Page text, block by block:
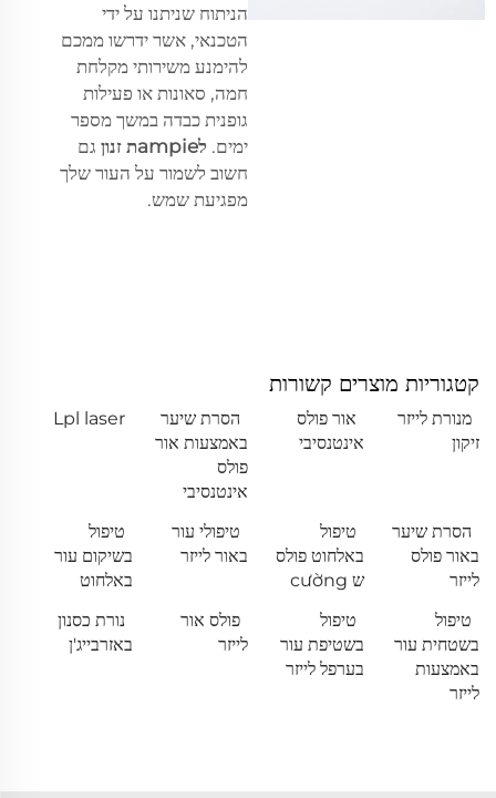
הניתוח שניתנו על ידי
הטכנאי, אשר ידרשו ממכם
להימנע משירותי מקלחת
חמה, סאונות או פעילות
גופנית כבדה במשך מספר
ימים. לampieת זנון
גם
חשוב לשמור על העור שלך
מפגיעת שמש.
קטגוריות מוצרים קשורות
מנורת לייזר
זיקון
אור פולס
אינטנסיבי
הסרת שיער
באמצעות אור
פולס
אינטנסיבי
Lpl laser
הסרת שיער
באור פולס
לייזר
טיפול
באלחוט פולס
ש cường
טיפולי עור
באור לייזר
טיפול
בשיקום עור
באלחוט
טיפול
בשטחית עור
באמצעות
לייזר
טיפול
בשטיפת עור
בערפל לייזר
פולס אור
לייזר
נורת כסנון
באזרבייג'ן